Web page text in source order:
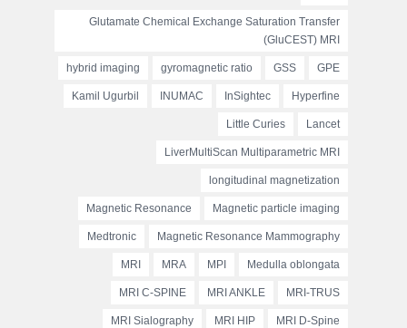
Glutamate Chemical Exchange Saturation Transfer
(GluCEST) MRI
GPE
GSS
gyromagnetic ratio
hybrid imaging
Hyperfine
InSightec
INUMAC
Kamil Ugurbil
Lancet
Little Curies
LiverMultiScan Multiparametric MRI
longitudinal magnetization
Magnetic particle imaging
Magnetic Resonance
Magnetic Resonance Mammography
Medtronic
Medulla oblongata
MPI
MRA
MRI
MRI-TRUS
MRI ANKLE
MRI C-SPINE
MRI D-Spine
MRI HIP
MRI Sialography